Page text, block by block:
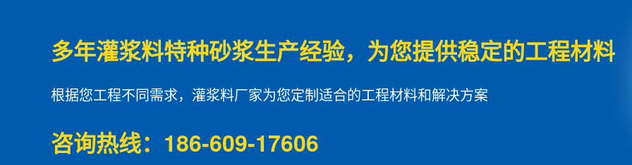
多年灌浆料特种砂浆生产经验，为您提供稳定的工程材料
根据您工程不同需求，灌浆料厂家为您定制适合的工程材料和解决方案
咨询热线：186-609-17606